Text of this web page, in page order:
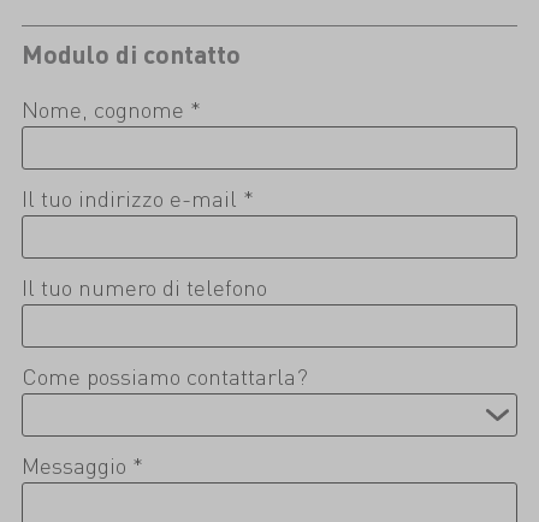
Modulo di contatto
Nome, cognome *
Il tuo indirizzo e-mail *
Il tuo numero di telefono
Come possiamo contattarla?
Messaggio *